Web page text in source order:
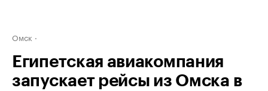
Омск
Египетская авиакомпания
запускает рейсы из Омска в